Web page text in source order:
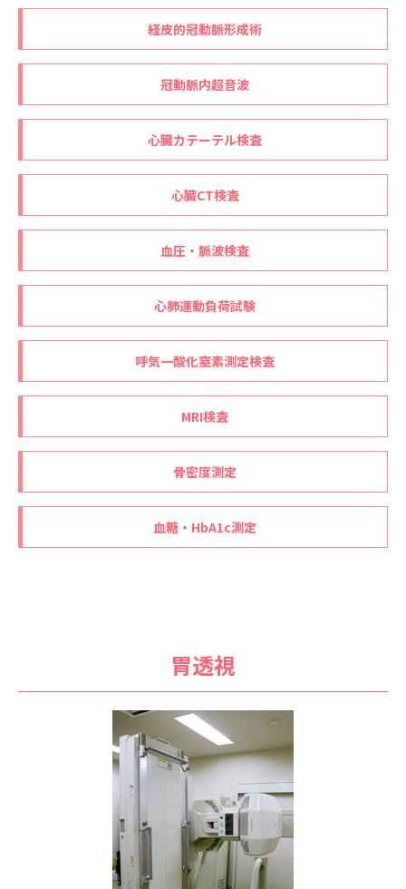
経皮的冠動脈形成術
冠動脈内超音波
心臓カテーテル検査
心臓CT検査
血圧・脈波検査
心肺運動負荷試験
呼気一酸化窒素測定検査
MRI検査
骨密度測定
血糖・HbA1c測定
胃透視